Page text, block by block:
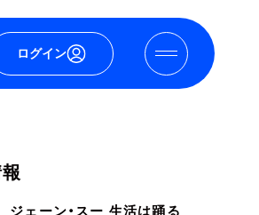
ログイン
ジェーン・スー 生活は踊る